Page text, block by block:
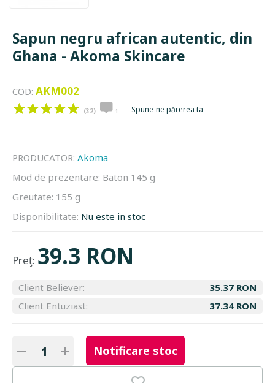
Sapun negru african autentic, din
Ghana - Akoma Skincare
COD: AKM002
(32) 1 Spune-ne părerea ta
PRODUCATOR: Akoma
Mod de prezentare: Baton 145 g
Greutate: 155 g
Disponibilitate: Nu este in stoc
Preţ: 39.3 RON
Client Believer:
35.37 RON
Client Entuziast:
37.34 RON
Notificare stoc